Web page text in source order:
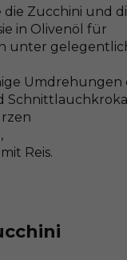
die Zucchini und
in Olivenöl für
unter
Reis.